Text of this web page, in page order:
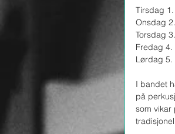
Tirsdag
Onsdag
Torsdag
Fredag 4.
Lørdag 5.
I bandet
på
som vikar